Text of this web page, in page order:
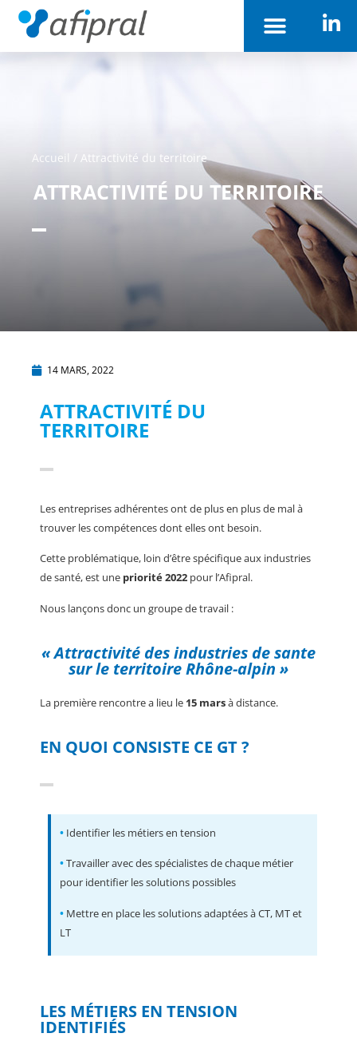
Accueil / Attractivité du territoire
ATTRACTIVITÉ DU TERRITOIRE
14 MARS, 2022
ATTRACTIVITÉ DU
TERRITOIRE
Les entreprises adhérentes ont de plus en plus de mal à
trouver les compétences dont elles ont besoin.
Cette problématique, loin d’être spécifique aux industries
de santé, est une priorité 2022 pour l’Afipral.
Nous lançons donc un groupe de travail :
« Attractivité des industries de sante
sur le territoire Rhône-alpin »
La première rencontre a lieu le 15 marsà distance.
EN QUOI CONSISTE CE GT ?
•Identifier les métiers en tension
•Travailler avec des spécialistes de chaque métier
pour identifier les solutions possibles
• Mettre en place les solutions adaptées à CT, MT et
LT
LES MÉTIERS EN TENSION
IDENTIFIÉS